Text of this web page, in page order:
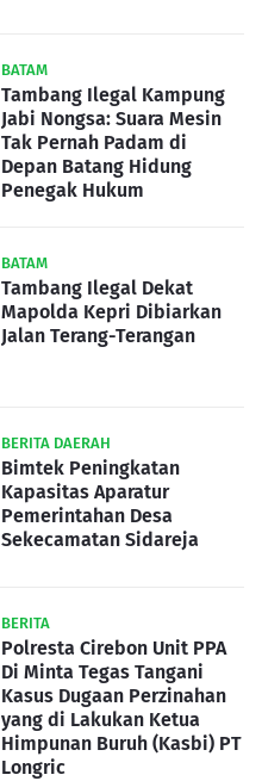
BATAM
Tambang Ilegal Kampung
Jabi Nongsa: Suara Mesin
Tak Pernah Padam di
Depan Batang Hidung
Penegak Hukum
BATAM
Tambang Ilegal Dekat
Mapolda Kepri Dibiarkan
Jalan Terang-Terangan
BERITA DAERAH
Bimtek Peningkatan
Kapasitas Aparatur
Pemerintahan Desa
Sekecamatan Sidareja
BERITA
Polresta Cirebon Unit PPA
Di Minta Tegas Tangani
Kasus Dugaan Perzinahan
yang di Lakukan Ketua
Himpunan Buruh (Kasbi) PT
Longric